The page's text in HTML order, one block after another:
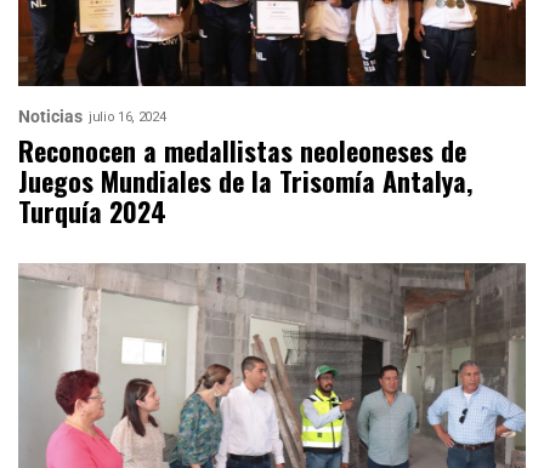
Noticias julio 16, 2024
Reconocen a medallistas neoleoneses de
Juegos Mundiales de la Trisomía Antalya,
Turquía 2024